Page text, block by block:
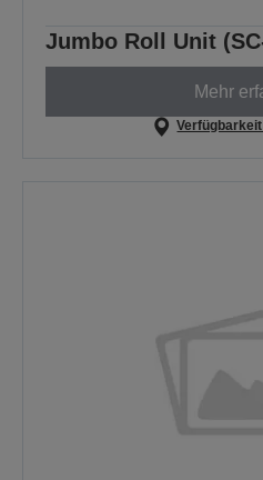
Jumbo Roll Unit
Mehr